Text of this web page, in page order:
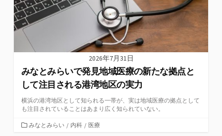
2026年7月31日
みなとみらいで発見地域医療の新たな拠点と
して注目される港湾地区の実力
横浜の港湾地区として知られる一帯が、実は地域医療の拠点として
も注目されていることはあまり広く知られていない。
カみなとみらい / 内科 / 医療